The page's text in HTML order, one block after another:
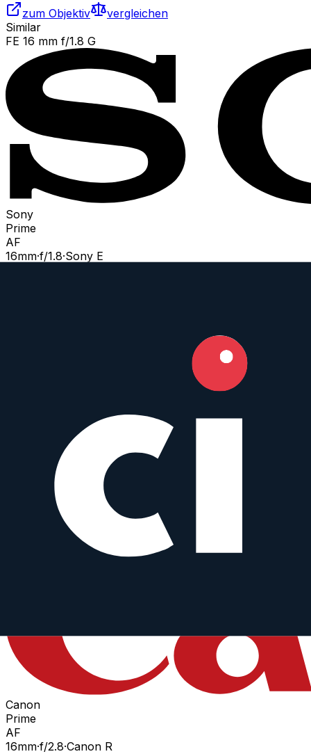
zum Objektiv
vergleichen
Similar
FE 16 mm f/1.8 G
Sony
Prime
AF
16mm·f/1.8·Sony E
Weather Sealed
2.8
Fujifilm X
zum Objektiv
vergleichen
RF 16 mm f/2.8 STM
Canon
Prime
AF
16mm·f/2.8·Canon R